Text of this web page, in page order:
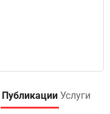
Публикации Услуги